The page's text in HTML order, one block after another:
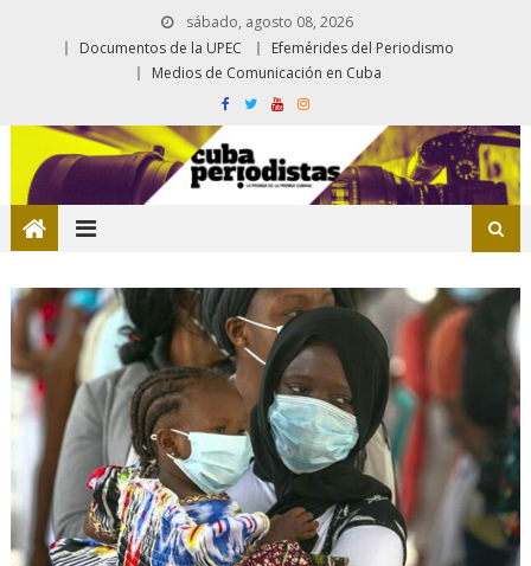
sábado, agosto 08, 2026
Documentos de la UPEC
Efemérides del Periodismo
Medios de Comunicación en Cuba